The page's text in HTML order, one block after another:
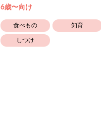
6歳〜向け
食べもの 知育
しつけ